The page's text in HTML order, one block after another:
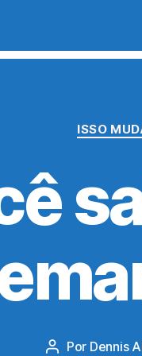
ISSO
Autor
Por Dennis